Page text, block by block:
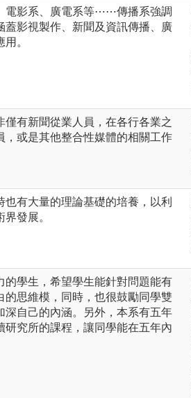
電影系、廣電系等⋯⋯傳播系強調
蓋影視製作、新聞及資訊傳播、廣
。
有新聞從業人員，在各行各業之
，或是其他整合性媒體的相關工作
有大量的理論基礎的培養，以利
發展。
學生，希望學生能針對問題能有
思維模，同時，也很鼓勵同學雙
深自己的內涵。另外，本系有五年
究所的課程，讓同學能在五年內